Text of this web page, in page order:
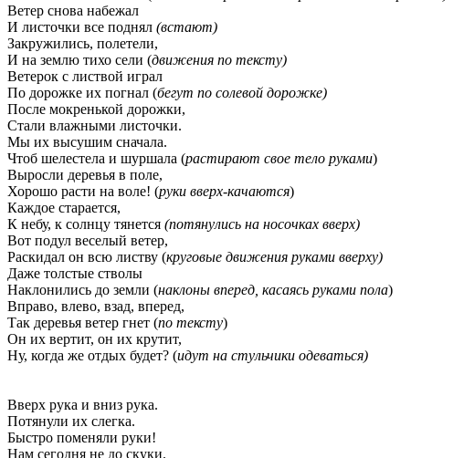
Ветер снова набежал
И листочки все поднял (встают)
Закружились, полетели,
И на землю тихо сели (движения по тексту)
Ветерок с листвой играл
По дорожке их погнал (бегут по солевой дорожке)
После мокренькой дорожки,
Стали влажными листочки.
Мы их высушим сначала.
Чтоб шелестела и шуршала (растирают свое тело руками)
Выросли деревья в поле,
Хорошо расти на воле! (руки вверх-качаются)
Каждое старается,
К небу, к солнцу тянется (потянулись на носочках вверх)
Вот подул веселый ветер,
Раскидал он всю листву (круговые движения руками вверху)
Даже толстые стволы
Наклонились до земли (наклоны вперед, касаясь руками пола)
Вправо, влево, взад, вперед,
Так деревья ветер гнет (по тексту)
Он их вертит, он их крутит,
Ну, когда же отдых будет? (идут на стульчики одеваться)
Вверх рука и вниз рука.
Потянули их слегка.
Быстро поменяли руки!
Нам сегодня не до скуки.